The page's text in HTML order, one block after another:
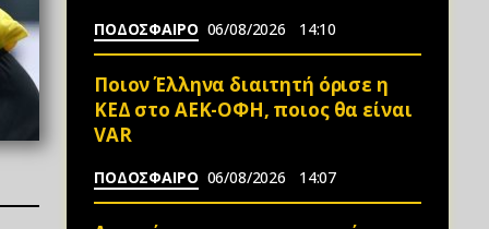
ΠΟΔΟΣΦΑΙΡΟ 06/08/2026 14:10
Ποιον Έλληνα διαιτητή όρισε η
ΚΕΔ στο ΑΕΚ-ΟΦΗ, ποιος θα είναι
VAR
ΠΟΔΟΣΦΑΙΡΟ 06/08/2026 14:07